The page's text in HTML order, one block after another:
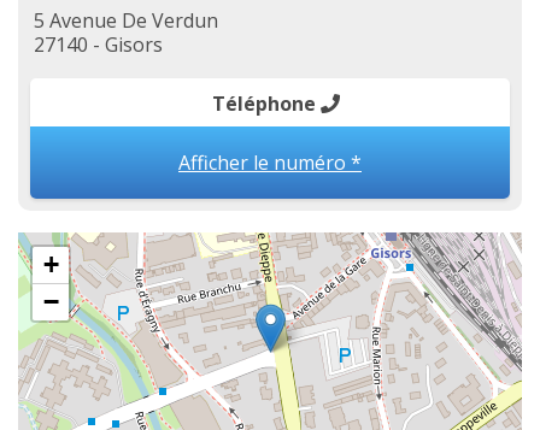
5 Avenue De Verdun
27140 - Gisors
Téléphone
Afficher le numéro *
+
−